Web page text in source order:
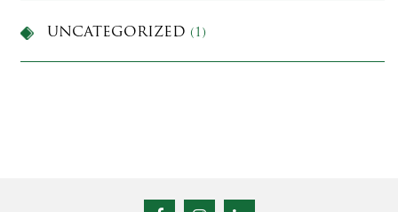
UNCATEGORIZED (1)